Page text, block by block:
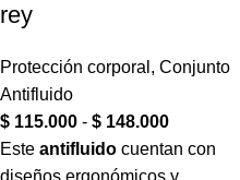
rey
Protección corporal , Conjunto
Antifluido
$ 115.000 - $ 148.000
Este antifluido cuentan con
diseños ergonómicos y